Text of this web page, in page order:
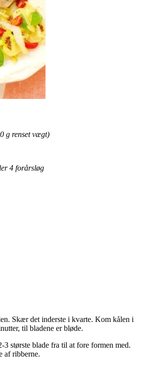
g renset vægt)
4 forårsløg
Skær det inderste i kvarte. Kom kålen i
til bladene er bløde.
største blade fra til at fore formen med.
af ribberne.